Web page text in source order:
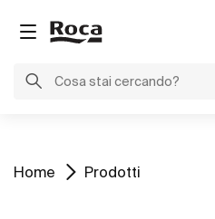
Home Prodotti